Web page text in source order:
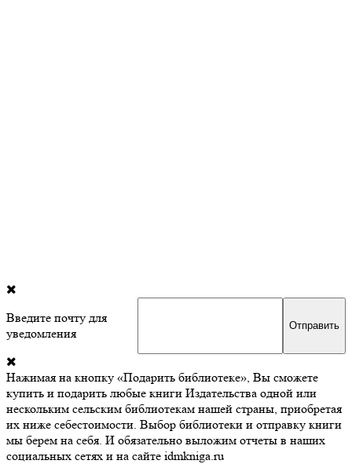
Введите почту для
уведомления
Нажимая на кнопку «Подарить библиотеке», Вы сможете
купить и подарить любые книги Издательства одной или
нескольким сельским библиотекам нашей страны, приобретая
их ниже себестоимости. Выбор библиотеки и отправку книги
мы берем на себя. И обязательно выложим отчеты в наших
социальных сетях и на сайте idmkniga.ru